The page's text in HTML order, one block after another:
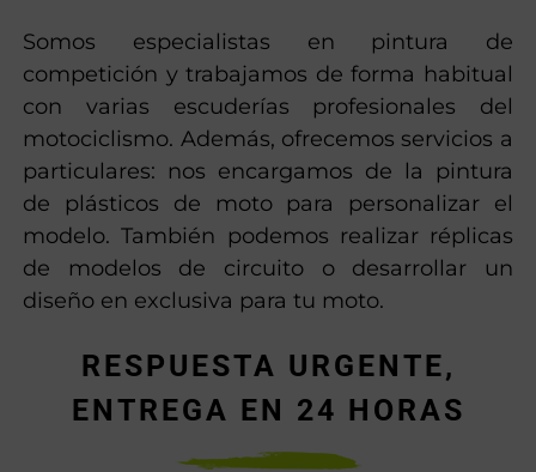
Somos especialistas en pintura de
competición y trabajamos de forma habitual
con varias escuderías profesionales del
motociclismo. Además, ofrecemos servicios a
particulares: nos encargamos de la pintura
de plásticos de moto para personalizar el
modelo. También podemos realizar réplicas
de modelos de circuito o desarrollar un
diseño en exclusiva para tu moto.
RESPUESTA URGENTE,
ENTREGA EN 24 HORAS